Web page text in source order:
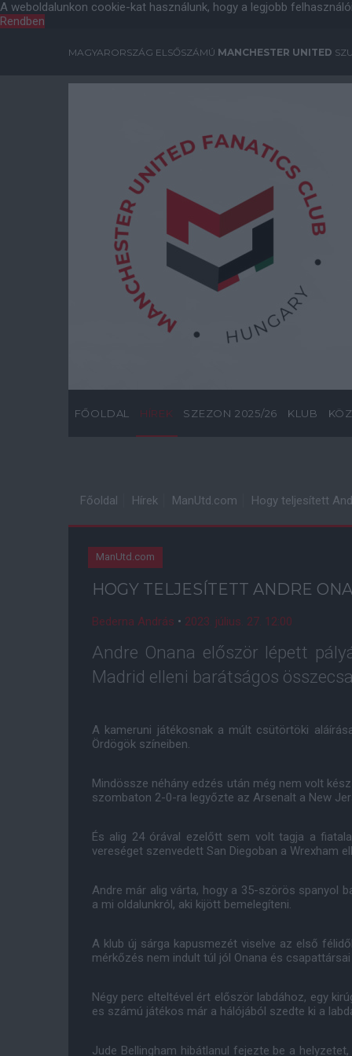
A weboldalunkon cookie-kat használunk, hogy a legjobb
Rendben
MAGYARORSZÁG ELSŐSZÁMÚ MANCHESTER UNITED
FŐOLDAL HÍREK SZEZON 2025/26 KLUB
Főoldal Hírek ManUtd.com Hogy teljesített
ManUtd.com
HOGY TELJESÍTETT ANDRE
Bederna András • 2023. július. 27. 12:00
Andre Onana először lépett
Madrid elleni barátságos
A kameruni játékosnak a múlt csütörtöki
Ördögök színeiben.
Mindössze néhány edzés után még nem volt
szombaton 2-0-ra legyőzte az Arsenalt a New
És alig 24 órával ezelőtt sem volt tagja a
vereséget szenvedett San Diegoban a Wrexham
Andre már alig várta, hogy a 35-szörös spanyol
a mi oldalunkról, aki kijött bemelegíteni.
A klub új sárga kapusmezét viselve az első
mérkőzés nem indult túl jól Onana és
Négy perc elteltével ért először labdához, egy
es számú játékos már a hálójából szedte ki a
Jude Bellingham hibátlanul fejezte be a